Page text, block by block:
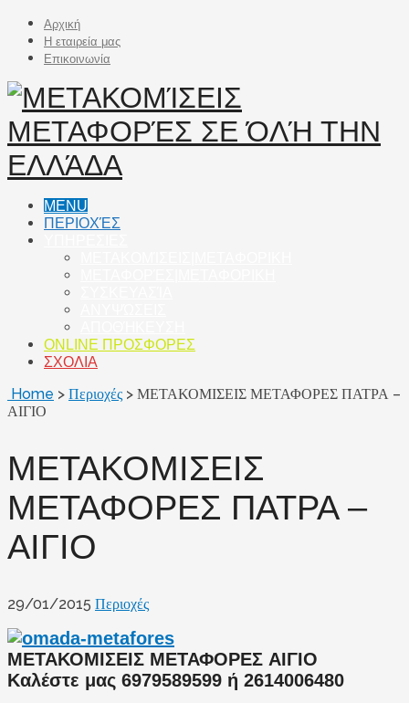
Αρχική
Η εταιρεία μας
Επικοινωνία
MENU
ΠΕΡΙΟΧΈΣ
ONLINE ΠΡΟΣΦΟΡΕΣ
ΣΧΟΛΙΑ
Home > Περιοχές > ΜΕΤΑΚΟΜΙΣΕΙΣ ΜΕΤΑΦΟΡΕΣ ΠΑΤΡΑ –
ΑΙΓΙΟ
ΜΕΤΑΚΟΜΙΣΕΙΣ
ΜΕΤΑΦΟΡΕΣ ΠΑΤΡΑ –
ΑΙΓΙΟ
29/01/2015 Περιοχές
ΜΕΤΑΚΟΜΙΣΕΙΣ ΜΕΤΑΦΟΡΕΣ ΑΙΓΙΟ
Καλέστε μας 6979589599 ή 2614006480